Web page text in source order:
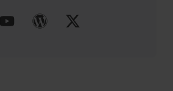
en una
abre en una
Y
(se abre en una
W
(se abre en
X
(se abre